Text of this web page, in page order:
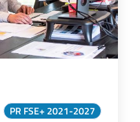
PR FSE+ 2021-2027